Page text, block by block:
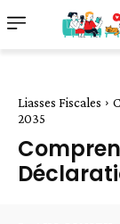
Liasses Fiscales
2035